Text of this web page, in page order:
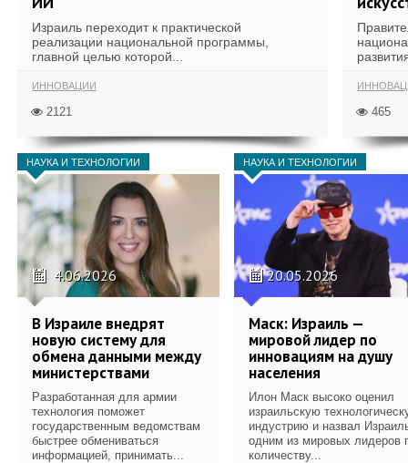
Израиль переходит к практической
реализации национальной программы,
главной целью которой...
ИННОВАЦИИ
2121 465
НАУКА И ТЕХНОЛОГИИ
4.06.2026
В Израиле внедрят
новую систему для
обмена данными между
министерствами
Разработанная для армии
технология поможет
государственным ведомствам
быстрее обмениваться
информацией, принимать...
НАУКА И ТЕХНОЛОГИИ
20.05.2026
Маск: Израиль —
мировой лидер по
инновациям на душу
населения
Илон Маск высоко оценил
израильскую
индустрию и назвал
одним из мировых лидеров
количеству...